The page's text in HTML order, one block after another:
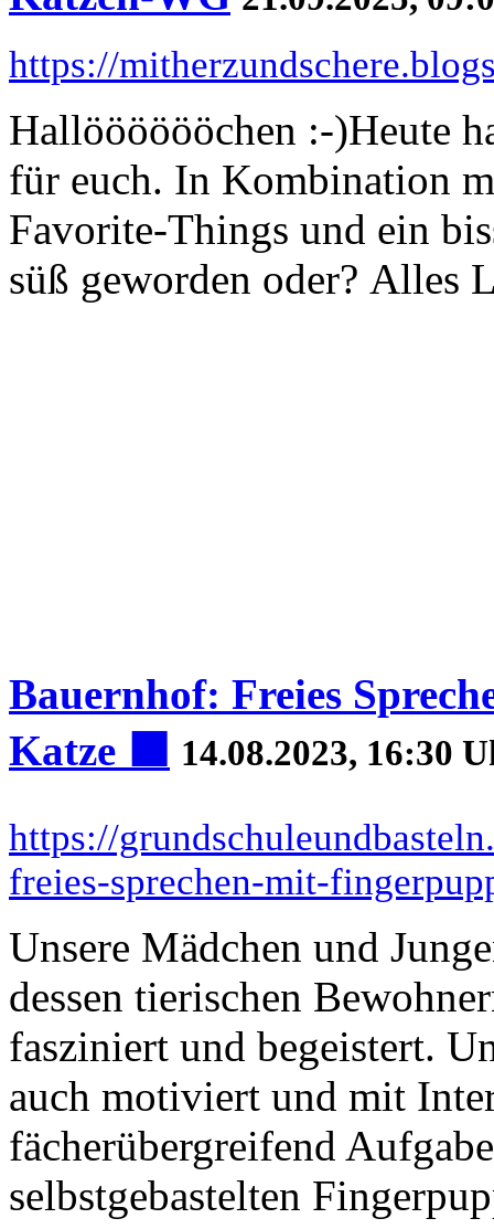
https://
Hallööööööchen :-)Heute
für euch. In Kombination
Favorite-Things und ein
süß geworden oder? Alles
Bauernhof: Freies
Katze ‍⬛
14.08.2023, 16:30
https://
freies-sprechen-mit-
Unsere Mädchen und
dessen tierischen
fasziniert und begeistert.
auch motiviert und mit
fächerübergreifend
selbstgebastelten